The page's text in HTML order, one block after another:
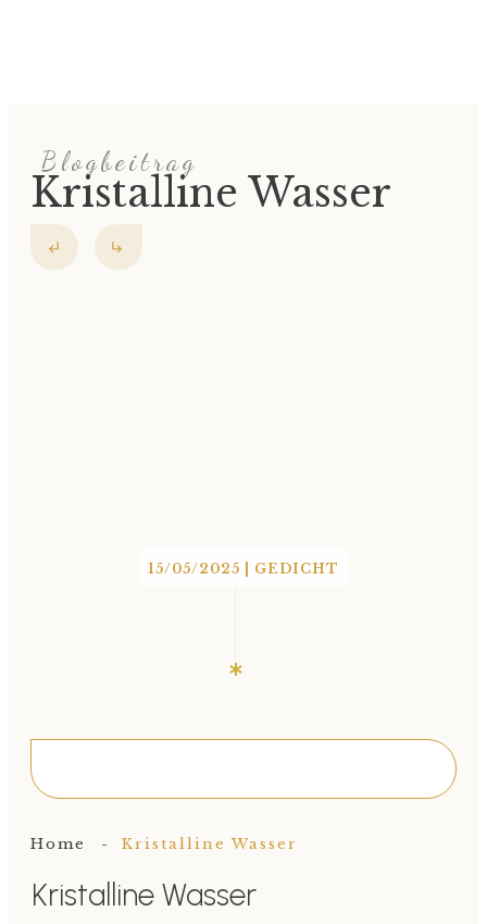
Blogbeitrag
Kristalline Wasser
15/05/2025 GEDICHT
Home - Kristalline Wasser
Kristalline Wasser